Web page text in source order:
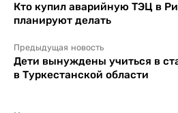
Кто купил аварийную ТЭЦ в
планируют делать
Предыдущая новость
Дети вынуждены учиться в
в Туркестанской области